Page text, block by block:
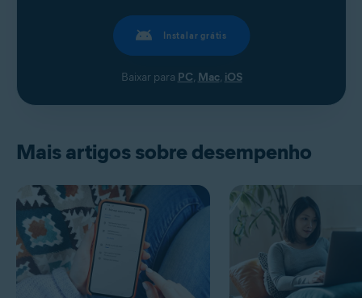
Instalar grátis
Baixar para PC, Mac, iOS
Mais artigos sobre desempenho